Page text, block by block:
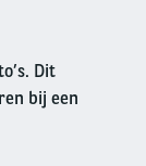
Dit
bij een